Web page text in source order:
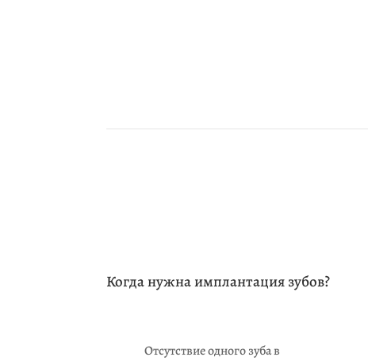
Когда нужна имплантация зубов?
Отсутствие одного зуба в